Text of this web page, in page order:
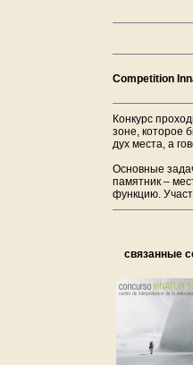
Competition
Конкурс
зоне, которое
дух места, а
Основные
памятник –
функцию.
связанные